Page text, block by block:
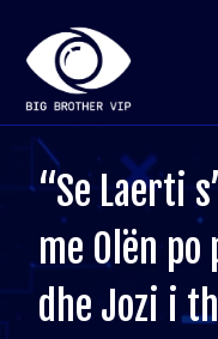
“Se Laerti
me Olën po
dhe Jozi i